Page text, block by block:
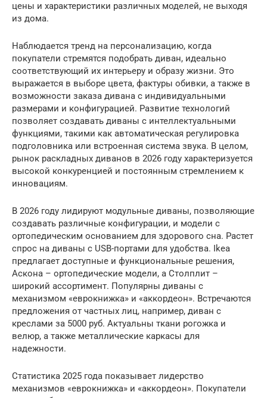
цены и характеристики различных моделей, не выходя
из дома.
Наблюдается тренд на персонализацию, когда
покупатели стремятся подобрать диван, идеально
соответствующий их интерьеру и образу жизни. Это
выражается в выборе цвета, фактуры обивки, а также в
возможности заказа дивана с индивидуальными
размерами и конфигурацией. Развитие технологий
позволяет создавать диваны с интеллектуальными
функциями, такими как автоматическая регулировка
подголовника или встроенная система звука. В целом,
рынок раскладных диванов в 2026 году характеризуется
высокой конкуренцией и постоянным стремлением к
инновациям.
В 2026 году лидируют модульные диваны, позволяющие
создавать различные конфигурации, и модели с
ортопедическим основанием для здорового сна. Растет
спрос на диваны с USB-портами для удобства. Ikea
предлагает доступные и функциональные решения,
Аскона – ортопедические модели, а Столплит –
широкий ассортимент. Популярны диваны с
механизмом «еврокнижка» и «аккордеон». Встречаются
предложения от частных лиц, например, диван с
креслами за 5000 руб. Актуальны ткани рогожка и
велюр, а также металлические каркасы для
надежности.
Статистика 2025 года показывает лидерство
механизмов «еврокнижка» и «аккордеон». Покупатели